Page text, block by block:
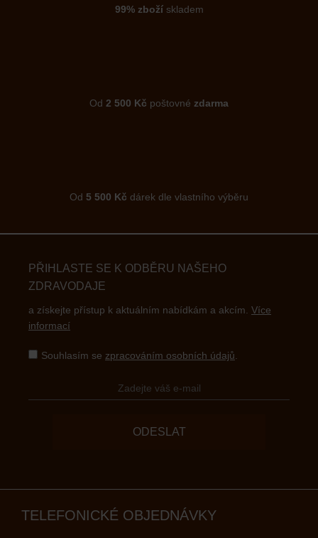
99% zbožískladem
Od 2 500 Kč poštovné zdarma
Od 5 500 Kč dárek dle vlastního výběru
PŘIHLASTE SE K ODBĚRU NAŠEHO
ZDRAVODAJE
a získejte přístup k aktuálním nabídkám a akcím. Více
informací
Souhlasím se zpracováním osobních údajů
ODESLAT
TELEFONICKÉ OBJEDNÁVKY